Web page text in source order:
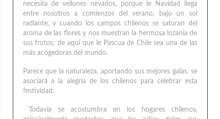
necesita de vellones nevados, porque le Navidad llega
entre nosotros a comienzos del verano, bajo un sol
radiante, y cuando los campos chilenos se saturan del
aroma de las flores y nos muestran la hermosa lozanía de
sus frutos; de aquí que le Pascua de Chile sea una de las
más acogedoras del mundo.
Parece que la naturaleza, aportando sus mejores galas. se
asociará a la alegría de los chilenos para celebrar esta
festividad.
Todavía se acostumbra en los hogares chilenos,